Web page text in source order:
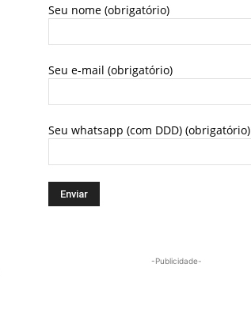
Seu nome (obrigatório)
Seu e-mail (obrigatório)
Seu whatsapp (com DDD) (obrigatório)
-Publicidade-